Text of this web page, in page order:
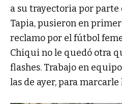
a su trayectoria por parte
Tapia, pusieron en
reclamo por el fútbol
Chiqui no le quedó otra
flashes. Trabajo en
las de ayer, para marcarle